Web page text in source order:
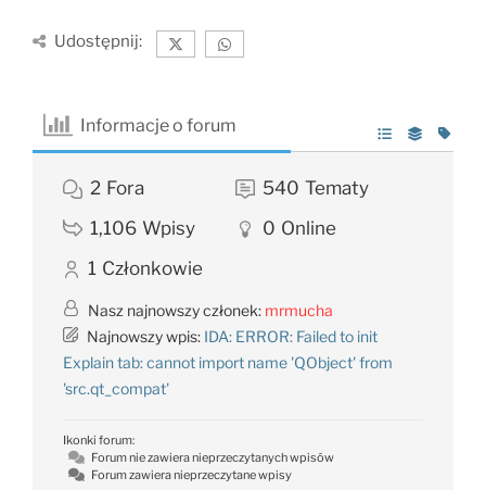
Udostępnij:
Informacje o forum
2 Fora 540 Tematy
1,106 Wpisy 0 Online
1 Członkowie
Nasz najnowszy członek: mrmucha
Najnowszy wpis: IDA: ERROR: Failed to init
Explain tab: cannot import name 'QObject' from
'src.qt_compat'
Ikonki forum:
Forum nie zawiera nieprzeczytanych wpisów
Forum zawiera nieprzeczytane wpisy